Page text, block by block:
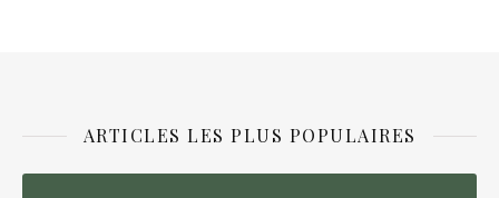
ARTICLES LES PLUS POPULAIRES